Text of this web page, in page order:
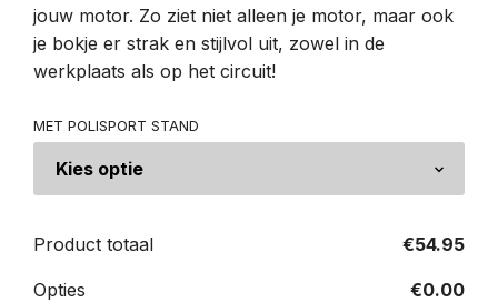
jouw motor. Zo ziet niet alleen je motor, maar ook
je bokje er strak en stijlvol uit, zowel in de
werkplaats als op het circuit!
MET POLISPORT STAND
Product totaal €54.95
Opties €0.00